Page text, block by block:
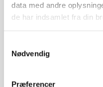
data med andre
de har indsamlet fra din
Nødvendig
Præferencer
•
udføres